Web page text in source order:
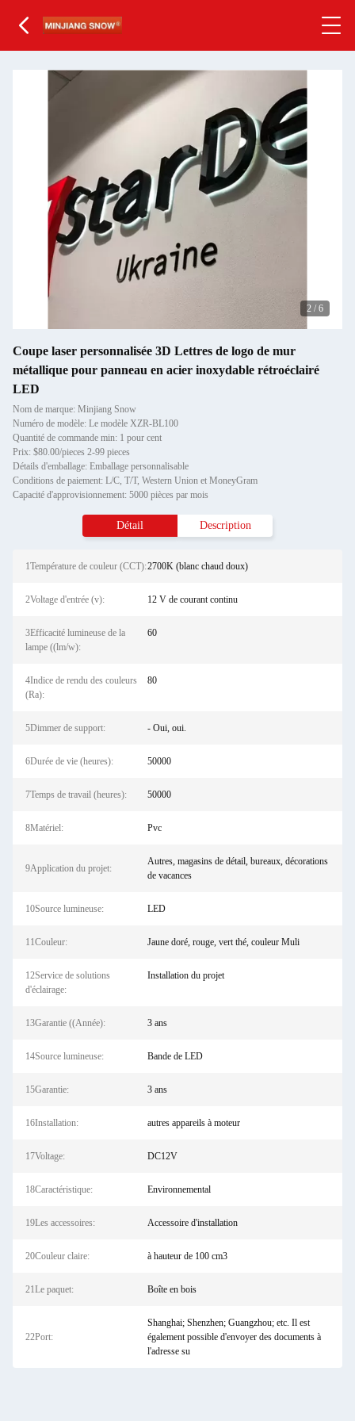
3 / 6
Coupe laser personnalisée 3D Lettres de logo de mur
métallique pour panneau en acier inoxydable rétroéclairé
LED
Nom de marque: Minjiang Snow
Numéro de modèle: Le modèle XZR-BL100
Quantité de commande min: 1 pour cent
Prix: $80.00/pieces 2-99 pieces
Détails d'emballage: Emballage personnalisable
Conditions de paiement: L/C, T/T, Western Union et MoneyGram
Capacité d'approvisionnement: 5000 pièces par mois
Détail Description
1Température de couleur (CCT):2700K (blanc chaud doux)
2Voltage d'entrée (v): 12 V de courant continu
3Efficacité lumineuse de la
lampe ((lm/w):
60
4Indice de rendu des couleurs
(Ra):
80
5Dimmer de support: - Oui, oui.
6Durée de vie (heures): 50000
7Temps de travail (heures): 50000
8Matériel: Pvc
9Application du projet:
Autres, magasins de détail, bureaux, décorations
de vacances
10Source lumineuse: LED
11Couleur: Jaune doré, rouge, vert thé, couleur Muli
12Service de solutions
d'éclairage:
Installation du projet
13Garantie ((Année): 3 ans
14Source lumineuse: Bande de LED
15Garantie: 3 ans
16Installation: autres appareils à moteur
17Voltage: DC12V
18Caractéristique: Environnemental
19Les accessoires: Accessoire d'installation
20Couleur claire: à hauteur de 100 cm3
21Le paquet: Boîte en bois
22Port:
Shanghai; Shenzhen; Guangzhou; etc. Il est
également possible d'envoyer des documents à
l'adresse su